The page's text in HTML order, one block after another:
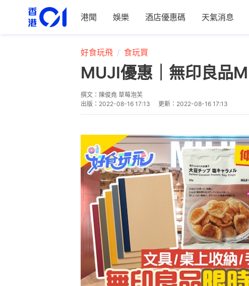
港聞 娛樂 酒店優惠碼 天氣消息
好食玩飛 食玩買
MUJI優惠｜無印良品
撰文： 陳俊堯 草莓泡芙
出版： 2022-08-16 17:13 更新： 2022-08-16 17:13